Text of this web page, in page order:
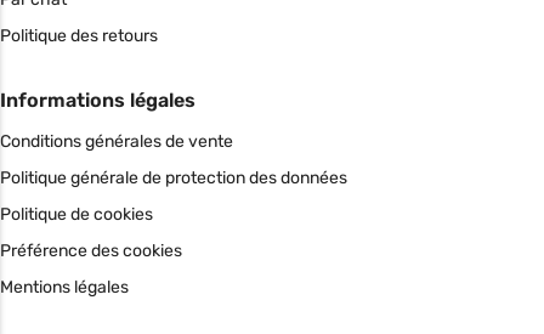
Politique des retours
Informations légales
Conditions générales de vente
Politique générale de protection des données
Politique de cookies
Préférence des cookies
Mentions légales